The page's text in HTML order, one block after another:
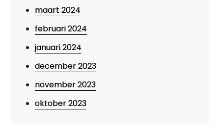
maart 2024
februari 2024
januari 2024
december 2023
november 2023
oktober 2023